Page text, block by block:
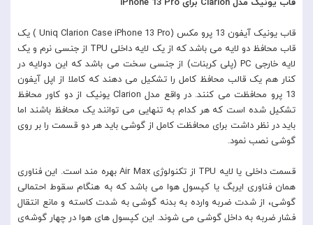
قاب یونیک مدل Clarion برای iPhone 13 Pro
قاب یونیک آیفون 13 پرو مکس (Uniq Clarion Case iPhone 13 Pro ) یک
قاب محافظ دو لایه می باشد که از یک لایه داخلی TPU از جنسی نرم و یک
لایه خارجی PC (پلی کربنات) از جنسی سخت می باشد که این دولایه در
کنار هم یک قالب محافظ کامل را تشکیل می دهند که کاملا از اپل آیفون
13 پرو محافظت می کنند. در واقع مدل Clarion یونیک از دو کاور محافظ
تشکیل شده است که هر کدام به تنهایی می توانند یک محافظ باشند اما
باید در نظر داشت برای محافظت کامل از گوشی باید هر دو قسمت را بر روی
گوشی نصب نمود.
قسمت داخلی یا لایه TPU از تکنولوژی Air Max بهره مند است. این فناوری
همان فناوری ایربگ یا کپسول هوا می باشد که به هنگام سقوط احتمالی
گوشی، از شدت ضربه وارده به بدنه گوشی به شدت کاسته و مانع انتقال
فشار ضربه به داخل گوشی می شوند. این کپسول های هوا در چهار گوشه‌ی